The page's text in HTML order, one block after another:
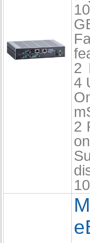
2
4
2